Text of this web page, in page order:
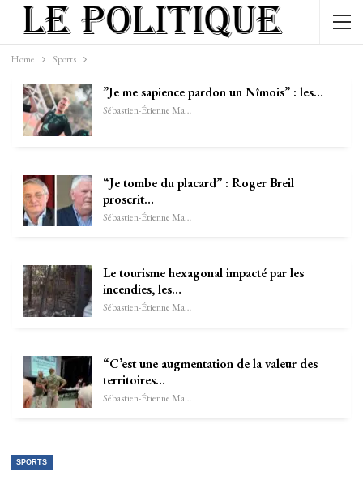
Home Sports
”Je me sapience pardon un Nîmois” : les…
Sébastien-Étienne Marechal
“Je tombe du placard” : Roger Breil
proscrit…
Sébastien-Étienne Marechal
Le tourisme hexagonal impacté par les
incendies, les…
Sébastien-Étienne Marechal
“C’est une augmentation de la valeur des
territoires…
Sébastien-Étienne Marechal
SPORTS